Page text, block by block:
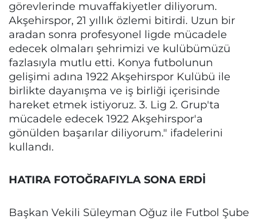
görevlerinde muvaffakiyetler diliyorum.
Akşehirspor, 21 yıllık özlemi bitirdi. Uzun bir
aradan sonra profesyonel ligde mücadele
edecek olmaları şehrimizi ve kulübümüzü
fazlasıyla mutlu etti. Konya futbolunun
gelişimi adına 1922 Akşehirspor Kulübü ile
birlikte dayanışma ve iş birliği içerisinde
hareket etmek istiyoruz. 3. Lig 2. Grup'ta
mücadele edecek 1922 Akşehirspor'a
gönülden başarılar diliyorum." ifadelerini
kullandı.
HATIRA FOTOĞRAFIYLA SONA ERDİ
Başkan Vekili Süleyman Oğuz ile Futbol Şube